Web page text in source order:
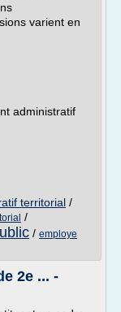
varient en
administratif
territorial /
/
/ employe
2e ... -